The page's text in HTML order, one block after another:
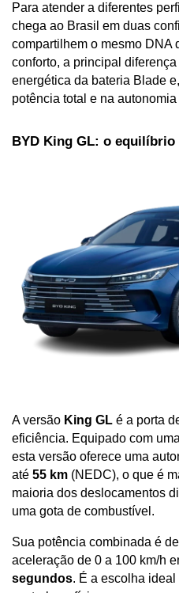
Para atender a diferentes
chega ao Brasil em duas
compartilhem o mesmo DNA
conforto, a principal
energética da bateria Blade
potência total e na
BYD King GL: o
A versão King GL é a porta
eficiência. Equipado com
esta versão oferece uma
até 55 km (NEDC), o que é
maioria dos deslocamentos
uma gota de combustível.
Sua potência combinada é de
aceleração de 0 a 100 km/h
segundos. É a escolha